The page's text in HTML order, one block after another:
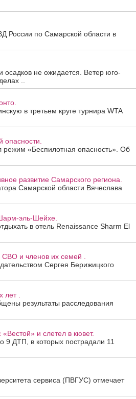
России по Самарской области в
осадков не ожидается. Ветер юго-
..
в третьем круге турнира WTA
режим «Беспилотная опасность». Об
развитие Самарского региона.
Самарской области Вячеслава
эль-Шейхе.
в отель Renaissance Sharm El
и членов их семей .
Сергея Берижицкого
.
результаты расследования
и слетел в кювет.
9 ДТП, в которых пострадали 11
сервиса (ПВГУС) отмечает